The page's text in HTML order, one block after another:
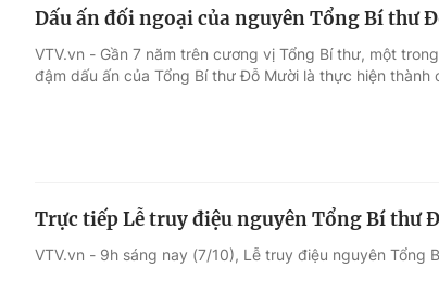
Dấu ấn đối ngoại của nguyên Tổng Bí thư
VTV.vn - Gần 7 năm trên cương vị Tổng Bí thư, một
đậm dấu ấn của Tổng Bí thư Đỗ Mười là thực hiện thành
Trực tiếp Lễ truy điệu nguyên Tổng Bí thư
VTV.vn - 9h sáng nay (7/10), Lễ truy điệu nguyên